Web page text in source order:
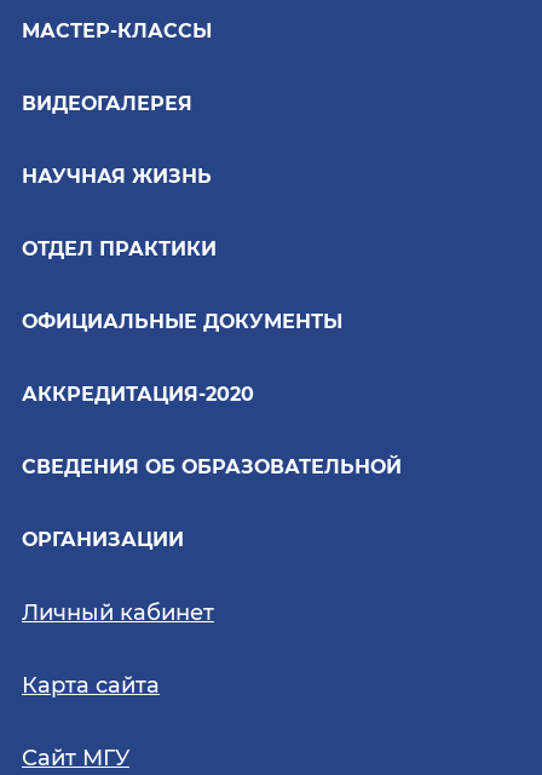
МАСТЕР-КЛАССЫ
ВИДЕОГАЛЕРЕЯ
НАУЧНАЯ ЖИЗНЬ
ОТДЕЛ ПРАКТИКИ
ОФИЦИАЛЬНЫЕ ДОКУМЕНТЫ
АККРЕДИТАЦИЯ-2020
СВЕДЕНИЯ ОБ ОБРАЗОВАТЕЛЬНОЙ
ОРГАНИЗАЦИИ
Личный кабинет
Карта сайта
Сайт МГУ